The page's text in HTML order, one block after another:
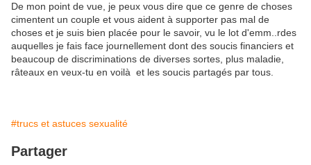
De mon point de vue, je peux vous dire que ce genre de choses
cimentent un couple et vous aident à supporter pas mal de
choses et je suis bien placée pour le savoir, vu le lot d'emm..rdes
auquelles je fais face journellement dont des soucis financiers et
beaucoup de discriminations de diverses sortes, plus maladie,
râteaux en veux-tu en voilà et les soucis partagés par tous.
#trucs et astuces sexualité
Partager